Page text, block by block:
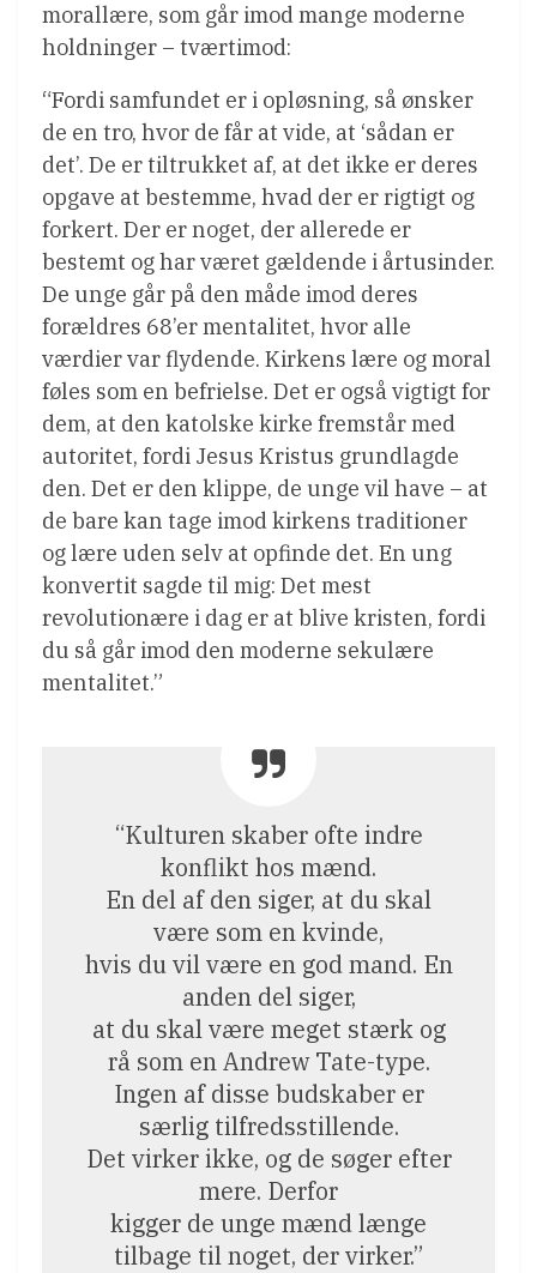
morallære, som går imod mange moderne
holdninger – tværtimod:
“Fordi samfundet er i opløsning, så ønsker
de en tro, hvor de får at vide, at ‘sådan er
det’. De er tiltrukket af, at det ikke er deres
opgave at bestemme, hvad der er rigtigt og
forkert. Der er noget, der allerede er
bestemt og har været gældende i årtusinder.
De unge går på den måde imod deres
forældres 68’er mentalitet, hvor alle
værdier var flydende. Kirkens lære og moral
føles som en befrielse. Det er også vigtigt for
dem, at den katolske kirke fremstår med
autoritet, fordi Jesus Kristus grundlagde
den. Det er den klippe, de unge vil have – at
de bare kan tage imod kirkens traditioner
og lære uden selv at opfinde det. En ung
konvertit sagde til mig: Det mest
revolutionære i dag er at blive kristen, fordi
du så går imod den moderne sekulære
mentalitet.”
“Kulturen skaber ofte indre
konflikt hos mænd.
En del af den siger, at du skal
være som en kvinde,
hvis du vil være en god mand. En
anden del siger,
at du skal være meget stærk og
rå som en Andrew Tate-type.
Ingen af disse budskaber er
særlig tilfredsstillende.
Det virker ikke, og de søger efter
mere. Derfor
kigger de unge mænd længe
tilbage til noget, der virker.”